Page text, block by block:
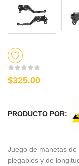
$325.00
PRODUCTO POR:
Juego de manetas de
plegables y de